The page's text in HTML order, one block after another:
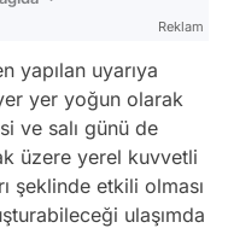
Reklam
yapılan uyarıya
yer yoğun olarak
ve salı günü de
üzere yerel kuvvetli
şeklinde etkili olması
ulaşımda